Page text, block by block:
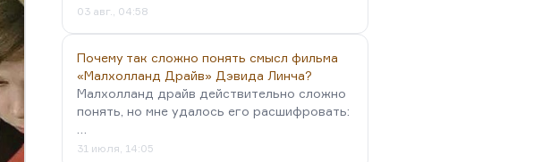
03 авг., 04:58
Почему так сложно понять смысл фильма
«Малхолланд Драйв» Дэвида Линча?
Малхолланд драйв действительно сложно
понять, но мне удалось его расшифровать:
31 июля, 14:05